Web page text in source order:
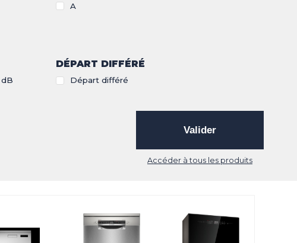
A
dB
DÉPART DIFFÉRÉ
Départ différé
Valider
Accéder à tous les produits